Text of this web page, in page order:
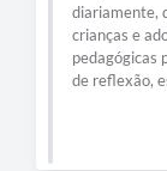
diariamente,
crianças e
pedagógicas
de reflexão,